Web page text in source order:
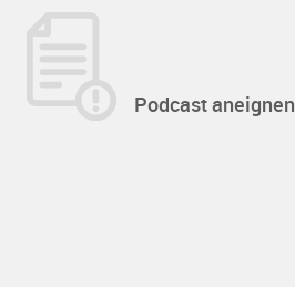
Podcast aneignen